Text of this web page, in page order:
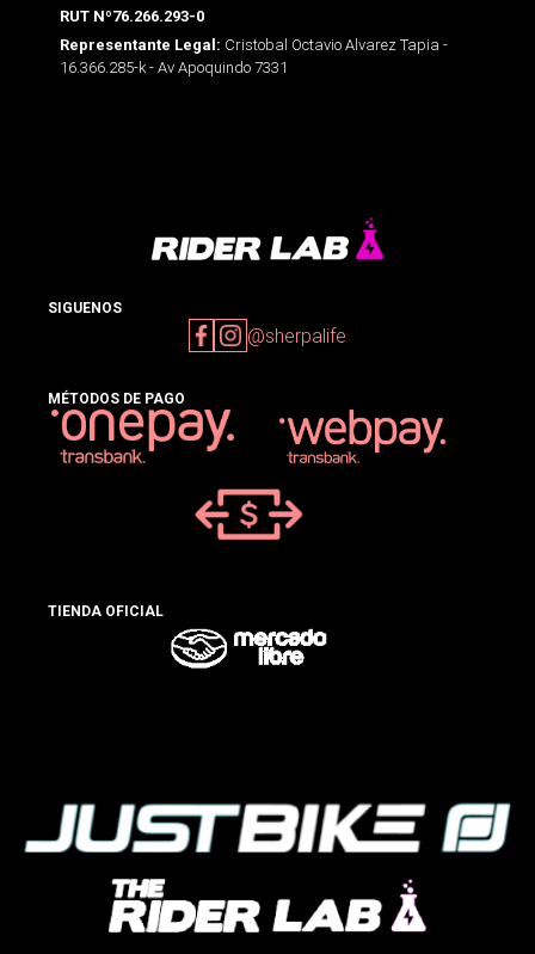
RUT Nº76.266.293-0
Representante Legal: Cristobal Octavio Alvarez Tapia -
16.366.285-k - Av Apoquindo 7331
SIGUENOS
@sherpalife
MÉTODOS DE PAGO
TIENDA OFICIAL